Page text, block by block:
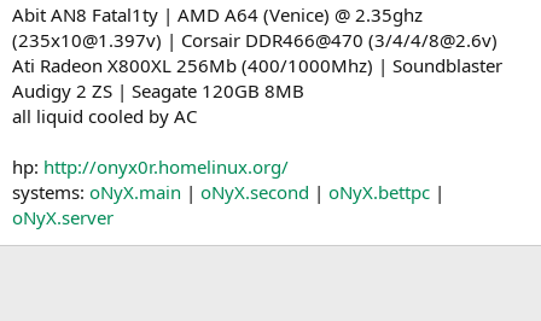
Abit AN8 Fatal1ty | AMD A64 (Venice) @ 2.35ghz
(235x10@1.397v) | Corsair DDR466@470 (3/4/4/8@2.6v)
Ati Radeon X800XL 256Mb (400/1000Mhz) | Soundblaster
Audigy 2 ZS | Seagate 120GB 8MB
all liquid cooled by AC
hp: http://onyx0r.homelinux.org/
systems: oNyX.main | oNyX.second | oNyX.bettpc |
oNyX.server